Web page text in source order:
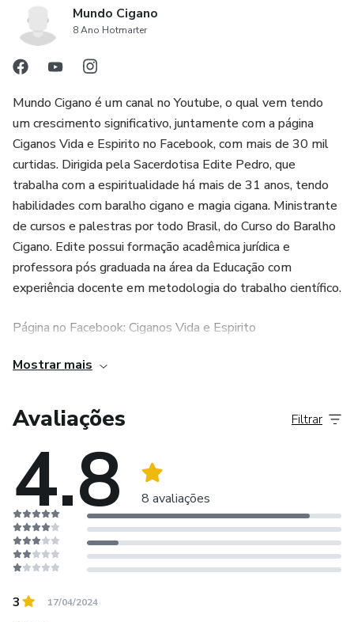
Mundo Cigano
8 Ano Hotmarter
Mundo Cigano é um canal no Youtube, o qual vem tendo
um crescimento significativo, juntamente com a página
Ciganos Vida e Espirito no Facebook, com mais de 30 mil
curtidas. Dirigida pela Sacerdotisa Edite Pedro, que
trabalha com a espiritualidade há mais de 31 anos, tendo
habilidades com baralho cigano e magia cigana. Ministrante
de cursos e palestras por todo Brasil, do Curso do Baralho
Cigano. Edite possui formação acadêmica jurídica e
professora pós graduada na área da Educação com
experiência docente em metodologia do trabalho científico.
Página no Facebook: Ciganos Vida e Espirito
Instagram: Mundo Cigano.
Youtube: Mundo Cigano.
Mostrar mais
Avaliações
4.8 8 avaliações
Filtrar
3 17/04/2024